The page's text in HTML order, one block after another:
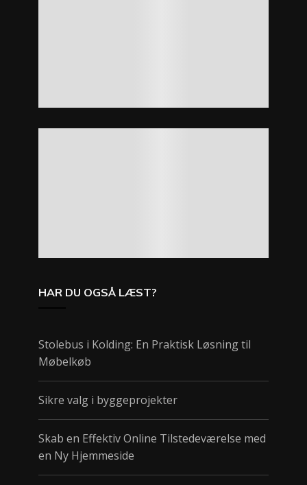
HAR DU OGSÅ LÆST?
Stolebus i Kolding: En Praktisk Løsning til
Møbelkøb
Sikre valg i byggeprojekter
Skab en Effektiv Online Tilstedeværelse med
en Ny Hjemmeside